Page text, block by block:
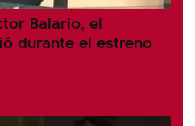
Balario, el
durante el estreno